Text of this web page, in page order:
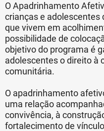
O Apadrinhamento
crianças e adolescentes
que vivem em
possibilidade de
objetivo do programa é
adolescentes o direito à
comunitária.
O apadrinhamento
uma relação
convivência, à
fortalecimento de